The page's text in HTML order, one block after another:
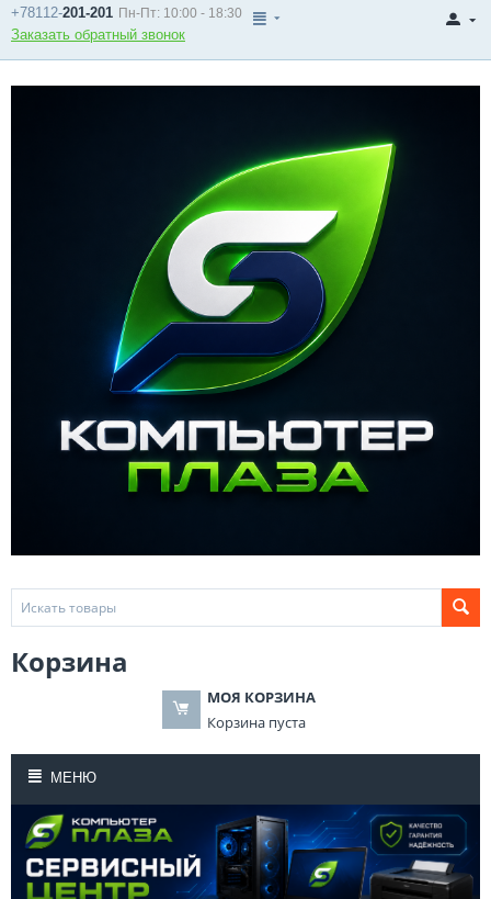
+78112-201-201 Пн-Пт: 10:00 - 18:30
Заказать обратный звонок
Корзина
МОЯ КОРЗИНА
Корзина пуста
МЕНЮ